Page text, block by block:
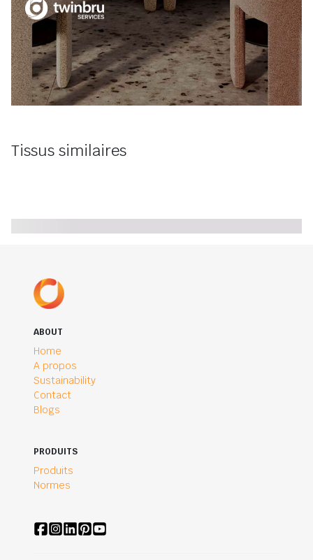
Tissus similaires
ABOUT
Home
A propos
Sustainability
Contact
Blogs
PRODUITS
Produits
Normes